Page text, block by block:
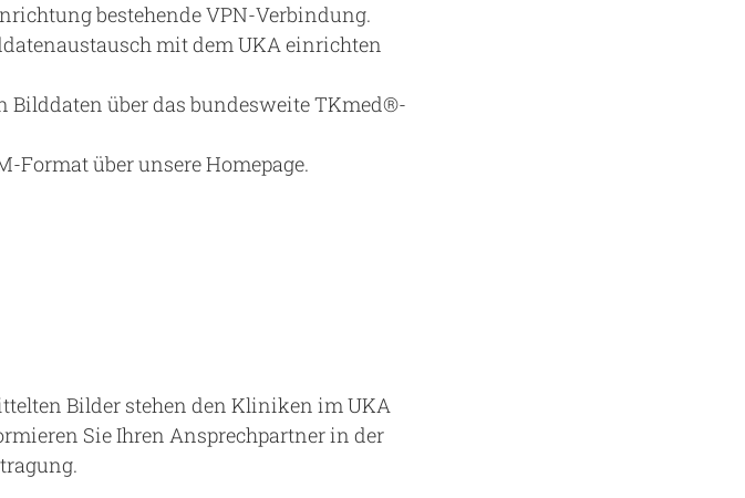
bestehende VPN-Verbindung.
mit dem UKA einrichten
über das bundesweite TKmed®-
Format über unsere Homepage.
Bilder stehen den Kliniken im UKA
Sie Ihren Ansprechpartner in der